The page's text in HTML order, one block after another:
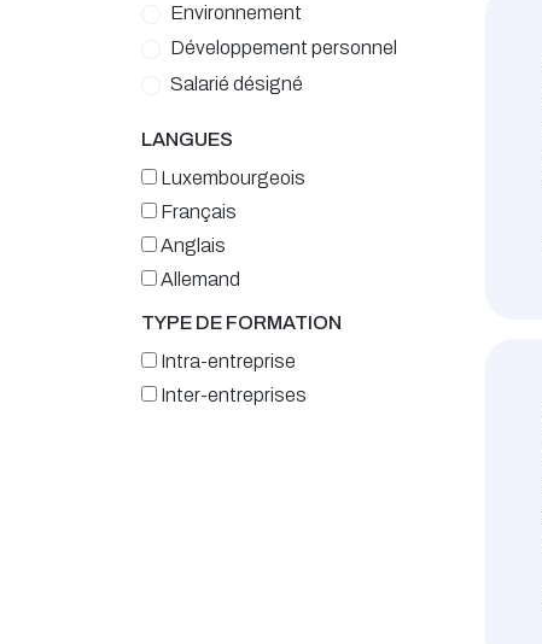
Environnement
Développement personnel
Salarié désigné
LANGUES
Luxembourgeois
Français
Anglais
Allemand
TYPE DE FORMATION
Intra-entreprise
Inter-entreprises